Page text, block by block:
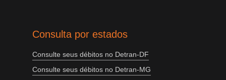
Consulta por estados
Consulte seus débitos no Detran-DF
Consulte seus débitos no Detran-MG